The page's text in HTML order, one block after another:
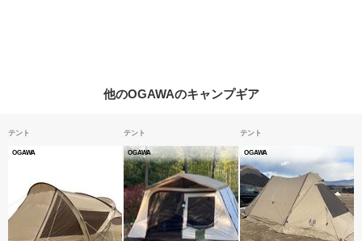
他のOGAWAのキャンプギア
テント
OGAWA
テント
OGAWA
テント
OGAWA